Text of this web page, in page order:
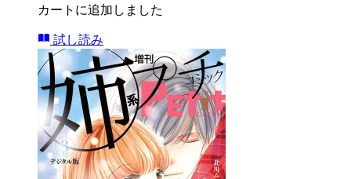
カートに追加しました
試し読み